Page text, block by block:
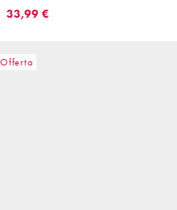
33,99 €
Offerta